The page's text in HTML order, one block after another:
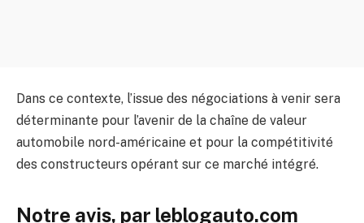
Dans ce contexte, l’issue des négociations à venir sera
déterminante pour l’avenir de la chaîne de valeur
automobile nord-américaine et pour la compétitivité
des constructeurs opérant sur ce marché intégré.
Notre avis, par leblogauto.com